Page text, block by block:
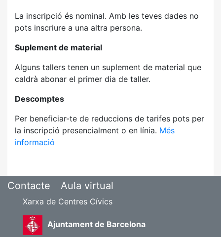
La inscripció és nominal. Amb les teves dades no
pots inscriure a una altra persona.
Suplement de material
Alguns tallers tenen un suplement de material que
caldrà abonar el primer dia de taller.
Descomptes
Per beneficiar-te de reduccions de tarifes pots per
la inscripció presencialment o en línia. Més
informació
Contacte Aula virtual
Xarxa de Centres Cívics
Ajuntament de Barcelona